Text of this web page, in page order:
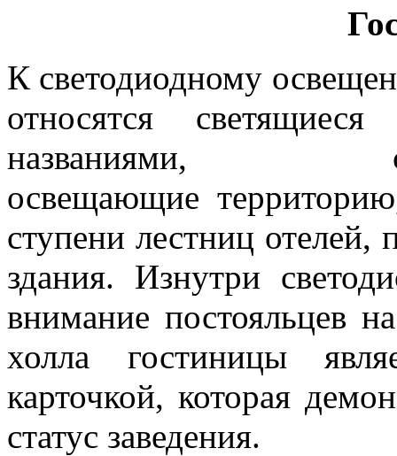
К светодиодному
относятся
названиями,
освещающие
ступени лестниц
здания. Изнутри
внимание постояльцев
холла гостиницы
карточкой, которая
статус заведения.